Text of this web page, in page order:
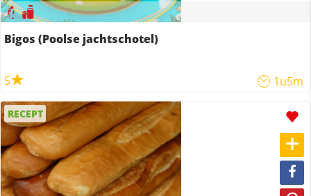
Bigos (Poolse jachtschotel)
5 1u5m
RECEPT